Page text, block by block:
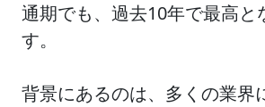
通期でも、過去10年で最高と
す。
背景にあるのは、多くの業界